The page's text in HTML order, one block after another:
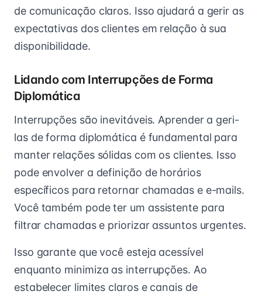
de comunicação claros. Isso ajudará a gerir as
expectativas dos clientes em relação à sua
disponibilidade.
Lidando com Interrupções de Forma
Diplomática
Interrupções são inevitáveis. Aprender a geri-
las de forma diplomática é fundamental para
manter relações sólidas com os clientes. Isso
pode envolver a definição de horários
específicos para retornar chamadas e e-mails.
Você também pode ter um assistente para
filtrar chamadas e priorizar assuntos urgentes.
Isso garante que você esteja acessível
enquanto minimiza as interrupções. Ao
estabelecer limites claros e canais de